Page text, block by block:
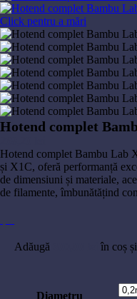
Click pentru a mări
Hotend complet
Hotend complet Bambu Lab
și X1C, oferă performanță
de dimensiuni și materiale,
de filamente, îmbunătățind
Adăugă în coș
Diametru